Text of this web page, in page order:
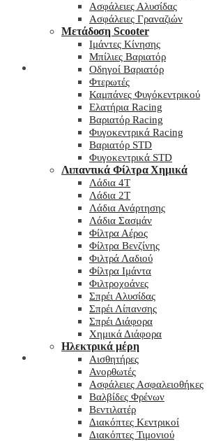
My wishlist
Ασφάλειες Αλυσίδας
Ασφάλειες Γραναζιών
Μετάδοση Scooter
Ιμάντες Κίνησης
Μπίλιες Βαριατόρ
Οδηγοί Βαριατόρ
Φτερωτές
Καμπάνες Φυγόκεντρικού
Ελατήρια Racing
Βαριατόρ Racing
Φυγοκεντρικά Racing
Βαριατόρ STD
Φυγοκεντρικά STD
Λιπαντικά Φίλτρα Χημικά
Λάδια 4T
Λάδια 2T
Λάδια Ανάρτησης
Λάδια Σασμάν
Φίλτρα Αέρος
Φίλτρα Βενζίνης
Φιλτρά Λαδιού
Φίλτρα Ιμάντα
Φιλτροχοάνες
Σπρέι Αλυσίδας
Σπρέι Λίπανσης
Σπρέι Διάφορα
Χημικά Διάφορα
Hλεκτρικά μέρη
Αισθητήρες
Ανορθωτές
Ασφάλειες Ασφαλειοθήκες
Βαλβίδες Φρένων
Βεντιλατέρ
Διακόπτες Κεντρικοί
Διακόπτες Τιμονιού